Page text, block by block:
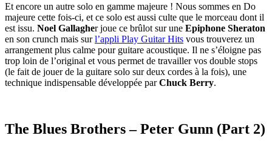
Et encore un autre solo en gamme majeure ! Nous sommes en Do
majeure cette fois-ci, et ce solo est aussi culte que le morceau dont il
est issu. Noel Gallagher joue ce brûlot sur une Epiphone Sheraton
en son crunch mais surl’appli Play Guitar Hits vous trouverez un
arrangement plus calme pour guitare acoustique. Il ne s’éloigne pas
trop loin de l’original et vous permet de travailler vos double stops
(le fait de jouer de la guitare solo sur deux cordes à la fois), une
technique indispensable développée parChuck Berry.
The Blues Brothers – Peter Gunn (Part 2)